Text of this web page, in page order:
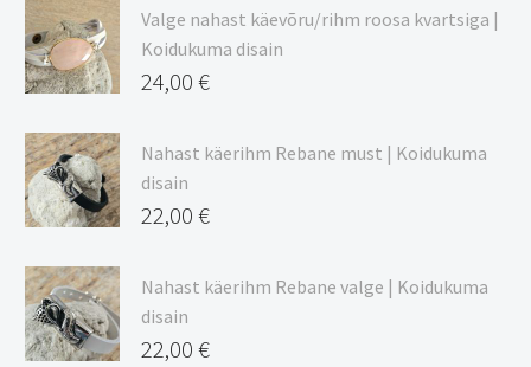
Valge nahast käevõru/rihm roosa kvartsiga |
Koidukuma disain
24,00 €
Nahast käerihm Rebane must | Koidukuma
disain
22,00 €
Nahast käerihm Rebane valge | Koidukuma
disain
22,00 €